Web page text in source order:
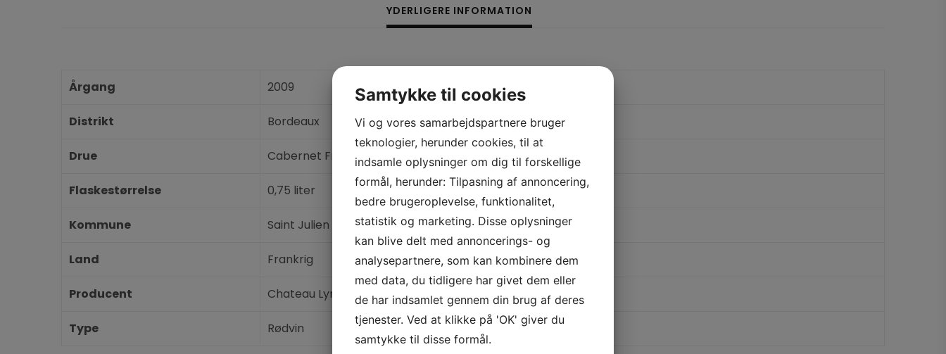
YDERLIGERE INFORMATION
Årgang 2009
Distrikt Bordeaux
Drue Cabernet Franc,Cabernet Sauvignon,Merlot, Petit Verdot
Flaskestørrelse 0,75 liter
Kommune Saint Julien
Land Frankrig
Producent Chateau Lynch Bages
Type Rødvin
Samtykke til cookies
Vi og vores samarbejdspartnere bruger
teknologier, herunder cookies, til at
indsamle oplysninger om dig til forskellige
formål, herunder: Tilpasning af annoncering,
bedre brugeroplevelse, funktionalitet,
statistik og marketing. Disse oplysninger
kan blive delt med annoncerings- og
analysepartnere, som kan kombinere dem
med data, du tidligere har givet dem eller
de har indsamlet gennem din brug af deres
tjenester. Ved at klikke på 'OK' giver du
samtykke til disse formål.